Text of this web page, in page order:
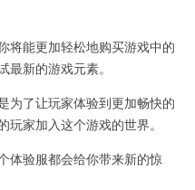
能更加轻松地购买游戏中的
新的游戏元素。
了让玩家体验到更加畅快的
家加入这个游戏的世界。
验服都会给你带来新的惊